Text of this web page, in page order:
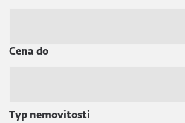
Cena do
Typ nemovitosti